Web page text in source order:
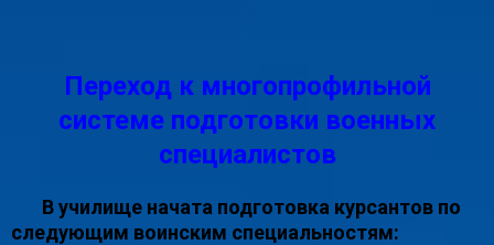
Переход к многопрофильной
системе подготовки военных
специалистов
В училище начата подготовка курсантов по
следующим воинским специальностям: